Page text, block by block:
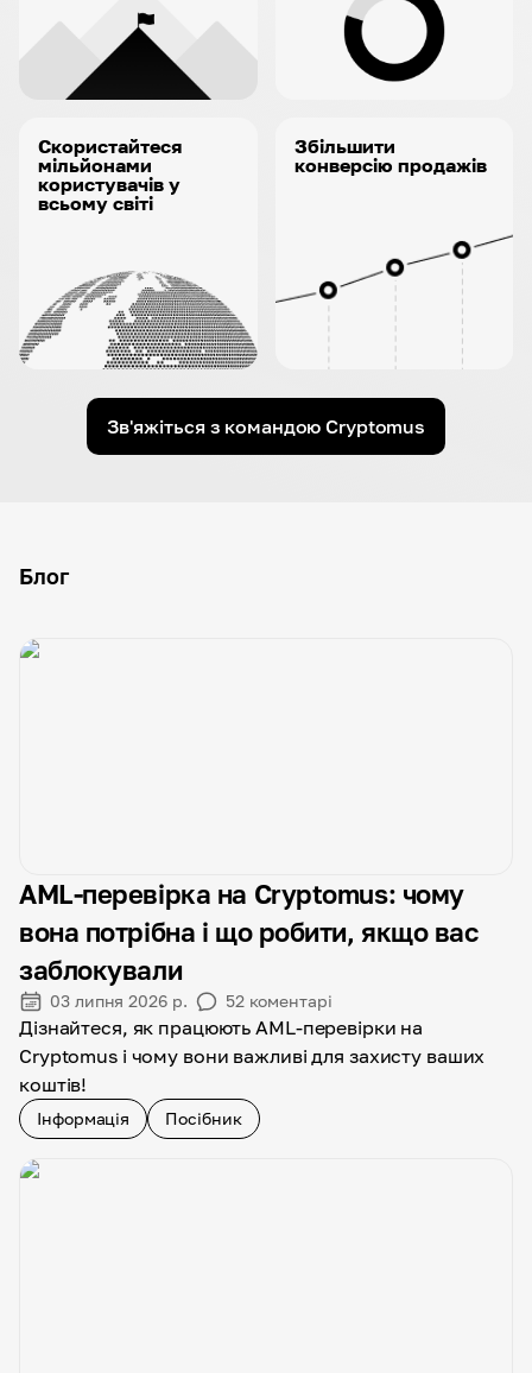
Скористайтеся
мільйонами
користувачів у
всьому світі
Збільшити
конверсію продажів
Зв'яжіться з командою Cryptomus
Блог
AML-перевірка на Cryptomus: чому
вона потрібна і що робити, якщо вас
заблокували
03 липня 2026 р. 52 коментарі
Дізнайтеся, як працюють AML-перевірки на
Cryptomus і чому вони важливі для захисту ваших
коштів!
Інформація Посібник